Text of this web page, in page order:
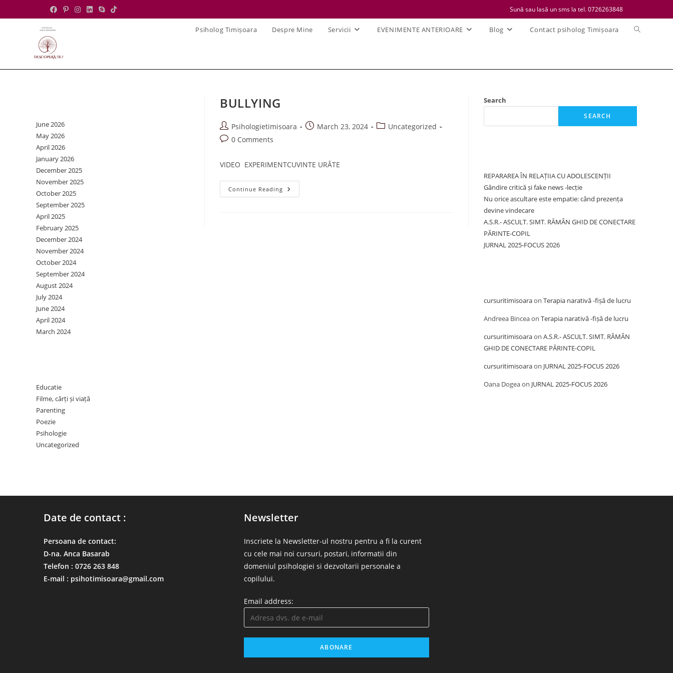
to
Sună sau lasă un sms la tel. 0726263848
Psiholog Timișoara Despre Mine Servicii EVENIMENTE ANTERIOARE Blog Contact psiholog Timișoara
Toggle
BULLYING
Post
author:
Psihologietimisoara
PostMarch 23, 2024
PostUncategorized
Post0 Comments
VIDEO EXPERIMENTCUVINTE URÂTE
Continue Reading BULLYING
June 2026
May 2026
April 2026
January 2026
December 2025
November 2025
October 2025
September 2025
April 2025
February 2025
December 2024
November 2024
October 2024
September 2024
August 2024
July 2024
June 2024
April 2024
March 2024
Educatie
Filme, cărți și viață
Parenting
Poezie
Psihologie
Uncategorized
Search
SEARCH
REPARAREA ÎN RELAȚIIA CU ADOLESCENȚII
Gândire critică și fake news -lecție
Nu orice ascultare este empatie: când prezența
devine vindecare
A.S.R.- ASCULT. SIMT. RĂMÂN GHID DE CONECTARE
PĂRINTE-COPIL
JURNAL 2025-FOCUS 2026
cursuritimisoaraon Terapia narativă -fișă de lucru
Andreea Binceaon Terapia narativă -fișă de lucru
cursuritimisoaraon A.S.R.- ASCULT. SIMT. RĂMÂN
GHID DE CONECTARE PĂRINTE-COPIL
cursuritimisoaraon JURNAL 2025-FOCUS 2026
Oana Dogeaon JURNAL 2025-FOCUS 2026
Date de contact :
Persoana de contact:
D-na. Anca Basarab
Telefon : 0726 263 848
E-mail : psihotimisoara@gmail.com
Newsletter
Inscriete la Newsletter-ul nostru pentru a fi la curent
cu cele mai noi cursuri, postari, informatii din
domeniul psihologiei si dezvoltarii personale a
copilului.
Email address: